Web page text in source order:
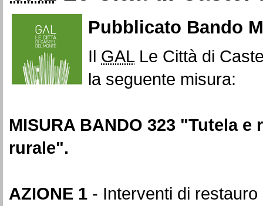
Pubblicato Bando
Il GALLe Città di
la seguente misura:
MISURA BANDO 323 "Tutela
rurale".
AZIONE 1 - Interventi di